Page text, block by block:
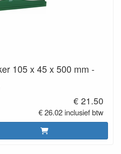
105 x 45 x 500 mm -
€ 21.50
€ 26.02 inclusief btw